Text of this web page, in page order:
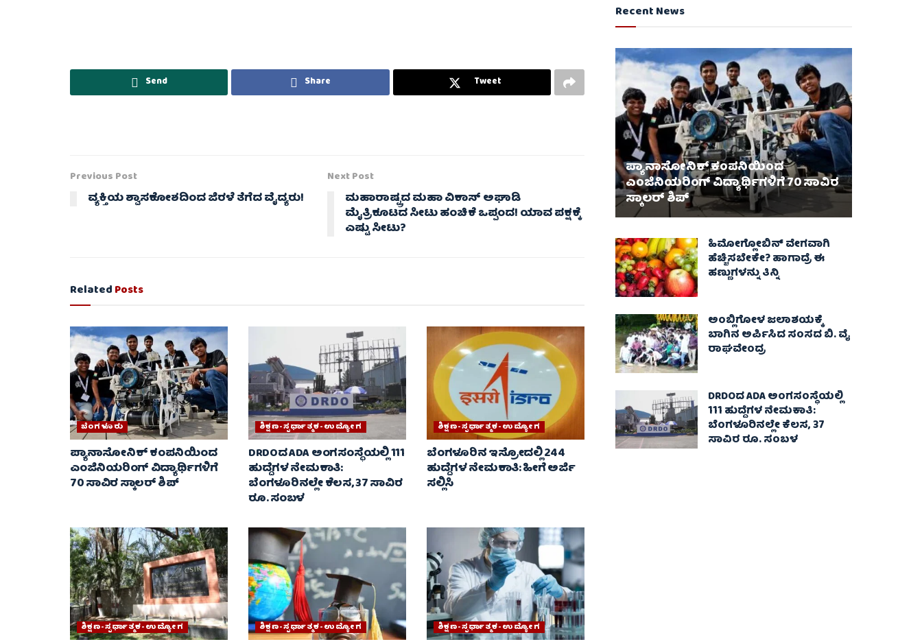
Send Share Tweet
Previous Post
ವ್ಯಕ್ತಿಯ ಶ್ವಾಸಕೋಶದಿಂದ ಜಿರಳೆ ತೆಗೆದ ವೈದ್ಯರು!
Next Post
ಮಹಾರಾಷ್ಟ್ರದ ಮಹಾ ವಿಕಾಸ್ ಅಘಾಡಿ
ಮೈತ್ರಿಕೂಟದ ಸೀಟು ಹಂಚಿಕೆ ಒಪ್ಪಂದ! ಯಾವ ಪಕ್ಷಕ್ಕೆ
ಎಷ್ಟು ಸೀಟು?
RelatedPosts
ಬೆಂಗಳೂರು
ಪ್ಯಾನಾಸೋನಿಕ್ ಕಂಪನಿಯಿಂದ
ಎಂಜಿನಿಯರಿಂಗ್ ವಿದ್ಯಾರ್ಥಿಗಳಿಗೆ
70 ಸಾವಿರ ಸ್ಕಾಲರ್ ಶಿಪ್
ಶಿಕ್ಷಣ-ಸ್ಪರ್ಧಾತ್ಮಕ-ಉದ್ಯೋಗ
DRDOದ ADA ಅಂಗಸಂಸ್ಥೆಯಲ್ಲಿ 111
ಹುದ್ದೆಗಳ ನೇಮಕಾತಿ:
ಬೆಂಗಳೂರಿನಲ್ಲೇ ಕೆಲಸ, 37 ಸಾವಿರ
ರೂ. ಸಂಬಳ
ಶಿಕ್ಷಣ-ಸ್ಪರ್ಧಾತ್ಮಕ-ಉದ್ಯೋಗ
ಬೆಂಗಳೂರಿನ ಇಸ್ರೋದಲ್ಲಿ 244
ಹುದ್ದೆಗಳ ನೇಮಕಾತಿ: ಹೀಗೆ ಅರ್ಜಿ
ಸಲ್ಲಿಸಿ
ಶಿಕ್ಷಣ-ಸ್ಪರ್ಧಾತ್ಮಕ-ಉದ್ಯೋಗ ಶಿಕ್ಷಣ-ಸ್ಪರ್ಧಾತ್ಮಕ-ಉದ್ಯೋಗ ಶಿಕ್ಷಣ-ಸ್ಪರ್ಧಾತ್ಮಕ-ಉದ್ಯೋಗ
Recent News
ಪ್ಯಾನಾಸೋನಿಕ್ ಕಂಪನಿಯಿಂದ
ಎಂಜಿನಿಯರಿಂಗ್ ವಿದ್ಯಾರ್ಥಿಗಳಿಗೆ 70 ಸಾವಿರ
ಸ್ಕಾಲರ್ ಶಿಪ್
ಹಿಮೋಗ್ಲೋಬಿನ್ ವೇಗವಾಗಿ
ಹೆಚ್ಚಿಸಬೇಕೇ? ಹಾಗಾದ್ರೆ ಈ
ಹಣ್ಣುಗಳನ್ನು ತಿನ್ನಿ
ಅಂಬ್ಲಿಗೋಳ ಜಲಾಶಯಕ್ಕೆ
ಬಾಗಿನ ಅರ್ಪಿಸಿದ ಸಂಸದ ಬಿ. ವೈ
ರಾಘವೇಂದ್ರ
DRDOದ ADA ಅಂಗಸಂಸ್ಥೆಯಲ್ಲಿ
111 ಹುದ್ದೆಗಳ ನೇಮಕಾತಿ:
ಬೆಂಗಳೂರಿನಲ್ಲೇ ಕೆಲಸ, 37
ಸಾವಿರ ರೂ. ಸಂಬಳ